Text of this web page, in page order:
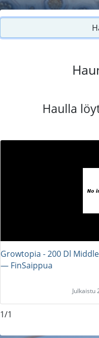
Haulla
Growtopia - 200 Dl
― FinSaippua
Julkaistu
1/1